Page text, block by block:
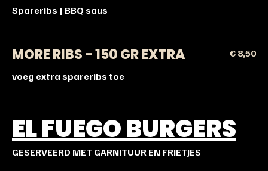
Spareribs | BBQ saus
MORE RIBS - 150 GR EXTRA
voeg extra spareribs toe
€ 8,50
EL FUEGO BURGERS
GESERVEERD MET GARNITUUR EN FRIETJES